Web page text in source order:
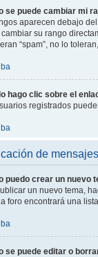
se puede cambiar mi
aparecen debajo
su rango
“spam”, no lo
hago clic sobre el
registrados
de mensajes
puedo crear un nuevo
un nuevo tema,
foro encontrará una
se puede editar o